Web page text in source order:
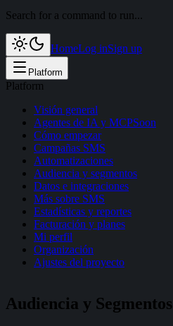
Search for a command to run...
HomeLog inSign up
Platform
Platform
Visión general
Agentes de IA y MCPSoon
Cómo empezar
Campañas SMS
Automatizaciones
Audiencia y segmentos
Datos e integraciones
Más sobre SMS
Estadísticas y reportes
Facturación y planes
Mi perfil
Organización
Ajustes del proyecto
Audiencia y Segmentos